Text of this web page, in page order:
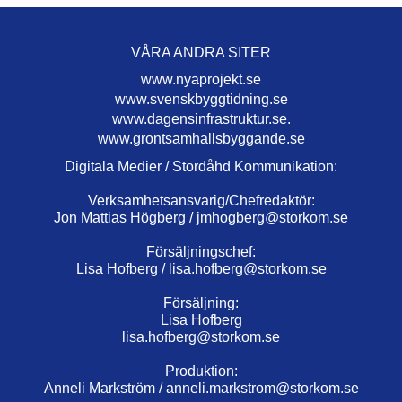
VÅRA ANDRA SITER
www.nyaprojekt.se
www.svenskbyggtidning.se
www.dagensinfrastruktur.se.
www.grontsamhallsbyggande.se
Digitala Medier / Stordåhd Kommunikation:
Verksamhetsansvarig/Chefredaktör:
Jon Mattias Högberg / jmhogberg@storkom.se
Försäljningschef:
Lisa Hofberg / lisa.hofberg@storkom.se
Försäljning:
Lisa Hofberg
lisa.hofberg@storkom.se
Produktion:
Anneli Markström /anneli.markstrom@storkom.se